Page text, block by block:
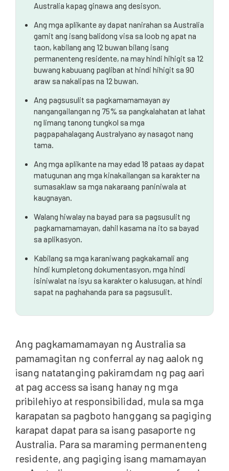
Australia kapag ginawa ang desisyon.
Ang mga aplikante ay dapat nanirahan sa Australia
gamit ang isang balidong visa sa loob ng apat na
taon, kabilang ang 12 buwan bilang isang
permanenteng residente, na may hindi hihigit sa 12
buwang kabuuang pagliban at hindi hihigit sa 90
araw sa nakalipas na 12 buwan.
Ang pagsusulit sa pagkamamamayan ay
nangangailangan ng 75% sa pangkalahatan at lahat
ng limang tanong tungkol sa mga
pagpapahalagang Australyano ay nasagot nang
tama.
Ang mga aplikante na may edad 18 pataas ay dapat
matugunan ang mga kinakailangan sa karakter na
sumasaklaw sa mga nakaraang paniniwala at
kaugnayan.
Walang hiwalay na bayad para sa pagsusulit ng
pagkamamamayan, dahil kasama na ito sa bayad
sa aplikasyon.
Kabilang sa mga karaniwang pagkakamali ang
hindi kumpletong dokumentasyon, mga hindi
isiniwalat na isyu sa karakter o kalusugan, at hindi
sapat na paghahanda para sa pagsusulit.
Ang pagkamamamayan ng Australia sa
pamamagitan ng conferral ay nag aalok ng
isang natatanging pakiramdam ng pag aari
at pag access sa isang hanay ng mga
pribilehiyo at responsibilidad, mula sa mga
karapatan sa pagboto hanggang sa pagiging
karapat dapat para sa isang pasaporte ng
Australia. Para sa maraming permanenteng
residente, ang pagiging isang mamamayan